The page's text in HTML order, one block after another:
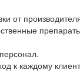
от
к каждому